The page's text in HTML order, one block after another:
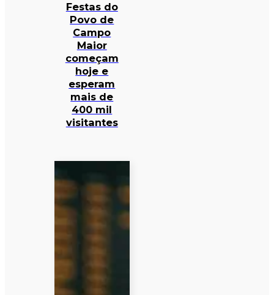
Festas do
Povo de
Campo
Maior
começam
hoje e
esperam
mais de
400 mil
visitantes